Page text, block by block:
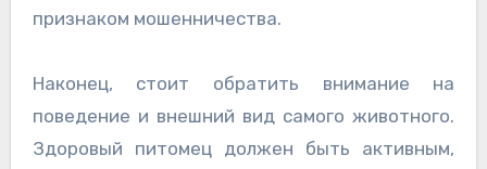
признаком мошенничества.
Наконец, стоит обратить внимание на
поведение и внешний вид самого животного.
Здоровый питомец должен быть активным,